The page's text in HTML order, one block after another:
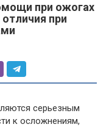
при ожогах
при
серьезным
к осложнениям,